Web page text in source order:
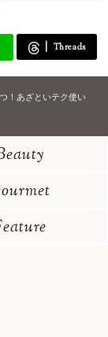
Threads
！あざといテク使い